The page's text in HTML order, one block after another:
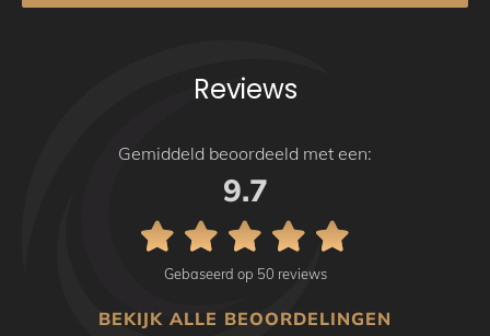
Reviews
Gemiddeld beoordeeld met een:
9.7
Gebaseerd op 50 reviews
BEKIJK ALLE BEOORDELINGEN